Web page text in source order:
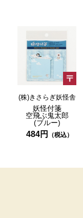
(株)きさらぎ妖怪舎
妖怪付箋
空飛ぶ鬼太郎
(ブルー)
484円